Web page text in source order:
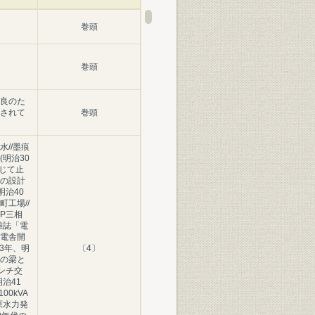
巻頭
巻頭
のた
れて
巻頭
//墨痕
明治30
て止
設計
治40
工場//
三相
誌「電
舎開
年、明
梁と
チ交
治41
水力発
〔4〕